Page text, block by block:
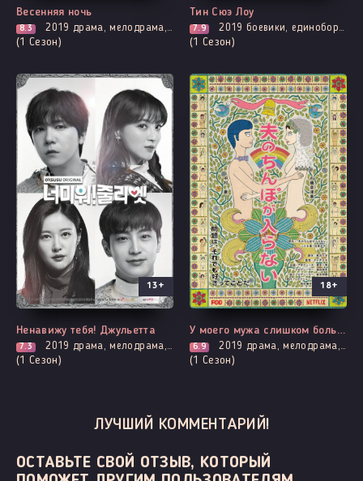
Весенняя ночь
8.3 2019 драма, мелодрама, повседневность, романтика
(1 Сезон)
Тин Сюэ Лоу
7.9 2019 боевики, единоборства, история, мелодрама, адаптация новел, романтика, фэнтези, демоны
(1 Сезон)
Все серии
13+
Ненавижу тебя! Джульетта
7.3 2019 драма, мелодрама, романтика, про призраков, демонов и сверхъестественное, про школу и школьников
(1 Сезон)
Все серии
18+
У моего мужа слишком большой
6.9 2019 драма, мелодрама, адаптация новел, повседневность, романтика
(1 Сезон)
ЛУЧШИЙ КОММЕНТАРИЙ!
ОСТАВЬТЕ СВОЙ ОТЗЫВ, КОТОРЫЙ